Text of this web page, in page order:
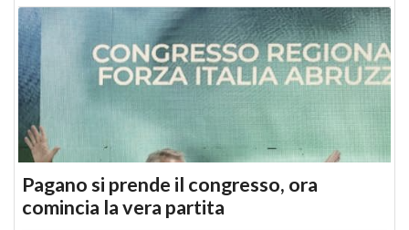
Pagano si prende il congresso, ora
comincia la vera partita